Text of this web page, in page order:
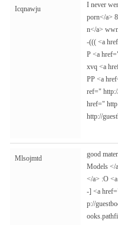
Icqnawju
I never
porn</a>
n</a>
-((( <a
P <a
xvq <a
PP <a
ref="
href="
http://
Mlsojmtd
good
Models </
</a> :O
-] <a
p://